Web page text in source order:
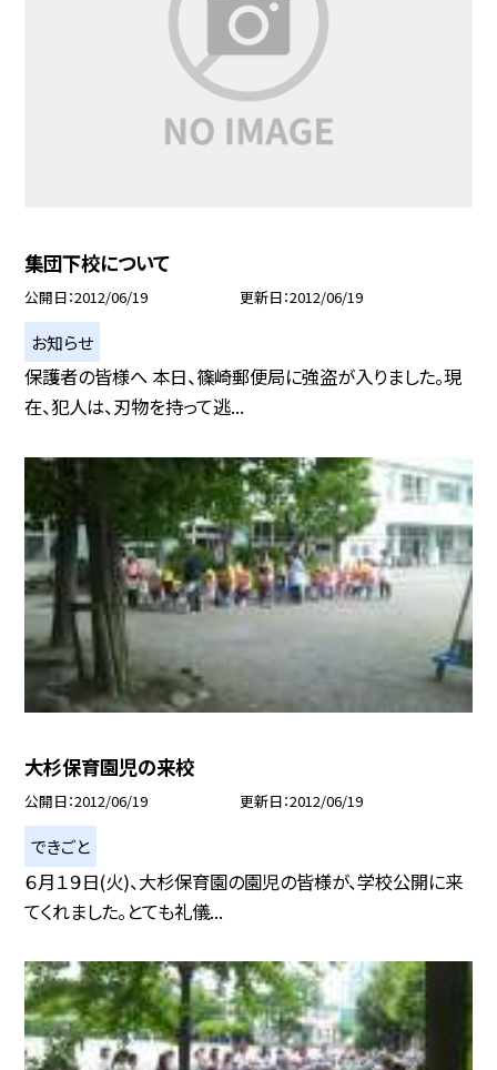
集団下校について
公開日 2012/06/19 更新日 2012/06/19
お知らせ
保護者の皆様へ 本日、篠崎郵便局に強盗が入りました。現
在、犯人は、刃物を持って逃...
大杉保育園児の来校
公開日 2012/06/19 更新日 2012/06/19
できごと
６月１９日(火)、大杉保育園の園児の皆様が、学校公開に来
てくれました。とても礼儀...